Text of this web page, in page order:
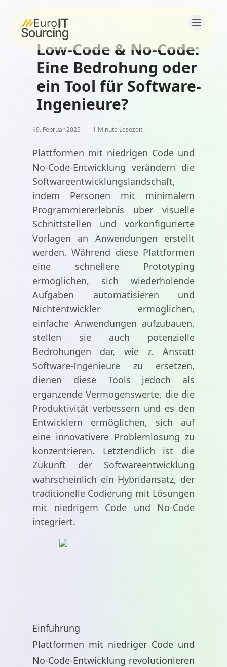
Startseite
Blogs
Kontakt
Karriere
Low-Code & No-Code:
Eine Bedrohung oder
ein Tool für Software-
Ingenieure?
19. Februar 2025 1 Minute Lesezeit
Plattformen mit niedrigen Code und
No-Code-Entwicklung verändern die
Softwareentwicklungslandschaft,
indem Personen mit minimalem
Programmiererlebnis über visuelle
Schnittstellen und vorkonfigurierte
Vorlagen an Anwendungen erstellt
werden. Während diese Plattformen
eine schnellere Prototyping
ermöglichen, sich wiederholende
Aufgaben automatisieren und
Nichtentwickler ermöglichen,
einfache Anwendungen aufzubauen,
stellen sie auch potenzielle
Bedrohungen dar, wie z. Anstatt
Software-Ingenieure zu ersetzen,
dienen diese Tools jedoch als
ergänzende Vermögenswerte, die die
Produktivität verbessern und es den
Entwicklern ermöglichen, sich auf
eine innovativere Problemlösung zu
konzentrieren. Letztendlich ist die
Zukunft der Softwareentwicklung
wahrscheinlich ein Hybridansatz, der
traditionelle Codierung mit Lösungen
mit niedrigem Code und No-Code
integriert.
Einführung
Plattformen mit niedriger Code und
No-Code-Entwicklung revolutionieren